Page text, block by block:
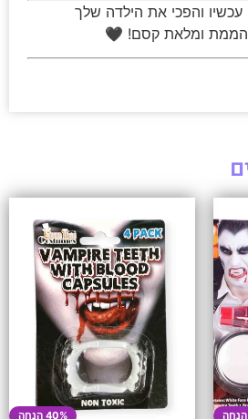
עכשיו והפכי את הילדה שלך
מהממת ומלאת קסם! 🖤
40% הנחה